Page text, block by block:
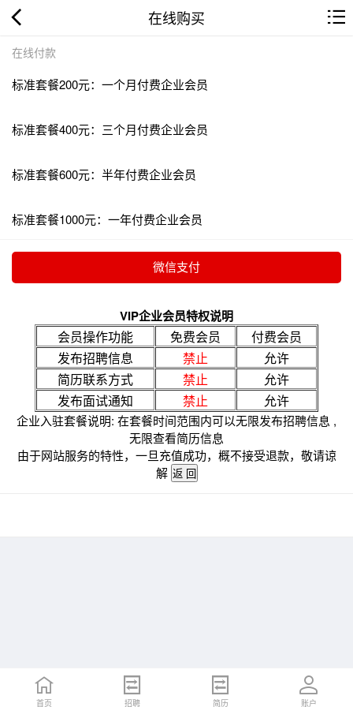
在线购买
在线付款
标准套餐200元：一个月付费企业会员
标准套餐400元：三个月付费企业会员
标准套餐600元：半年付费企业会员
标准套餐1000元：一年付费企业会员
VIP企业会员特权说明
会员操作功能 免费会员
付费会员
发布招聘信息
禁止
允许
简历联系方式
禁止
允许
发布面试通知
禁止 允许
企业入驻套餐说明: 在套餐时间范围内可以无限发布招聘信息 ,
无限查看简历信息
由于网站服务的特性，一旦充值成功，概不接受退款，敬请谅
解
首页 招聘 简历 账户